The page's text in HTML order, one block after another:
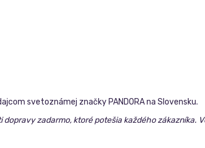
svetoznámej značky PANDORA na Slovensku.
zadarmo, ktoré potešia každého